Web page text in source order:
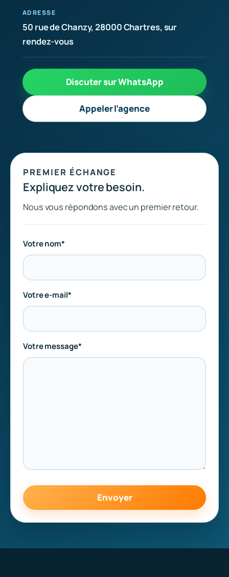
ADRESSE
50 rue de Chanzy, 28000 Chartres, sur
rendez-vous
Discuter sur WhatsApp
Appeler l’agence
PREMIER ÉCHANGE
Expliquez votre besoin.
Nous vous répondons avec un premier retour.
Votre nom*
Votre e-mail*
Votre message*